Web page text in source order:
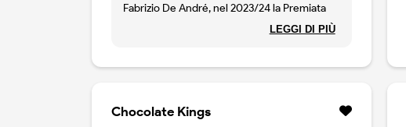
Fabrizio De André, nel 2023/24 la Premiata
ha celebrato l'anniversario con un nuovo tour
LEGGI DI PIÙ
Chocolate Kings